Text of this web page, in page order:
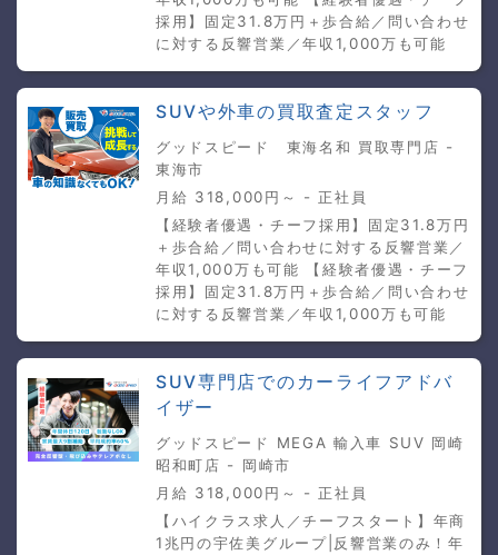
採用】固定31.8万円＋歩合給／問い合わせ
に対する反響営業／年収1,000万も可能
SUVや外車の買取査定スタッフ
グッドスピード 東海名和 買取専門店 -
東海市
月給 318,000円～ - 正社員
【経験者優遇・チーフ採用】固定31.8万円
＋歩合給／問い合わせに対する反響営業／
年収1,000万も可能 【経験者優遇・チーフ
採用】固定31.8万円＋歩合給／問い合わせ
に対する反響営業／年収1,000万も可能
SUV専門店でのカーライフアドバ
イザー
グッドスピード MEGA 輸入車 SUV 岡崎
昭和町店 - 岡崎市
月給 318,000円～ - 正社員
【ハイクラス求人／チーフスタート】年商
1兆円の宇佐美グループ|反響営業のみ！年